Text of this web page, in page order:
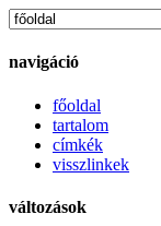
navigáció
főoldal
tartalom
címkék
visszlinkek
változások